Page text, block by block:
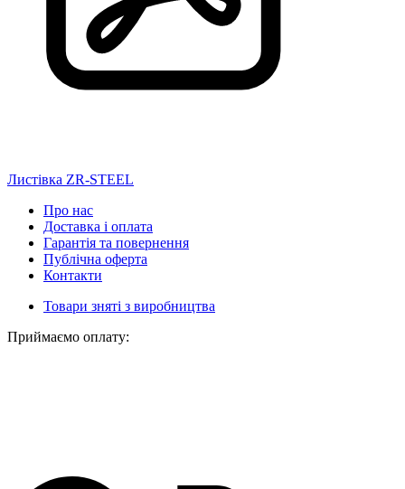
Листівка ZR-STEEL
Про нас
Доставка і оплата
Гарантія та повернення
Публічна оферта
Контакти
Товари зняті з виробництва
Приймаємо оплату: